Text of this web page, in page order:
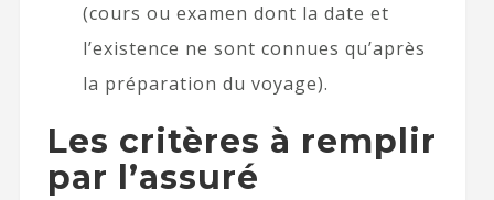
(cours ou examen dont la date et
l’existence ne sont connues qu’après
la préparation du voyage).
Les critères à remplir
par l’assuré